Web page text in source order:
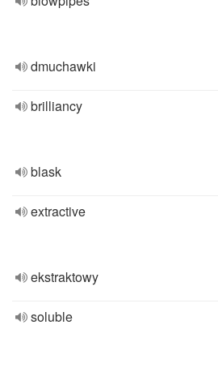
dmuchawki
brilliancy
blask
extractive
ekstraktowy
soluble